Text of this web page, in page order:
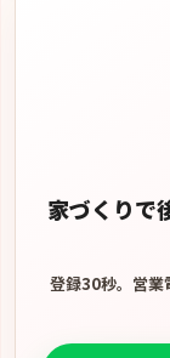
家づくりで
登録30秒。営業